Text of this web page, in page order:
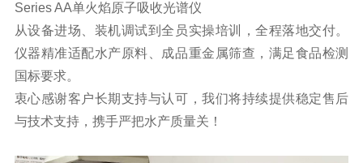
Series AA单火焰原子吸收光谱仪
从设备进场、装机调试到全员实操培训，全程落地交付。
仪器精准适配水产原料、成品重金属筛查，满足食品检测
国标要求。
衷心感谢客户长期支持与认可，我们将持续提供稳定售后
与技术支持，携手严把水产质量关！